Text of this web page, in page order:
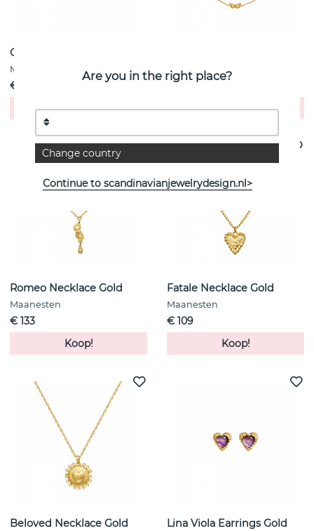
Celare Earrings Gold
Maanesten
€ 79
Koop!
Maanesten
€ 99
Koop!
Romeo Necklace Gold
Maanesten
€ 133
Koop!
Fatale Necklace Gold
Maanesten
€ 109
Koop!
Beloved Necklace Gold Lina Viola Earrings Gold
Are you in the right place?
Change country
Continue to scandinavianjewelrydesign.nl>